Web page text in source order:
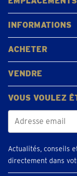
Gerpinnes
Liège
Namur
Waterloo
Woluwe-Saint-
Voir tous les
INFORMATIONS
FAQ
Avis clients
ACHETER
Acheter de l'or
Acheter des pièces
Acheter de l'argent
VENDRE
Bijoux en or
Pièces d'or
Lingots d'or
VOUS VOULEZ
Actualités, conseils
directement dans